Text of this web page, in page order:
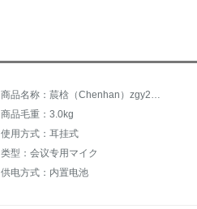
商品名称：莀梒（Chenhan）zgy2110
商品毛重：3.0kg
使用方式：耳挂式
类型：会议专用マイク
供电方式：内置电池